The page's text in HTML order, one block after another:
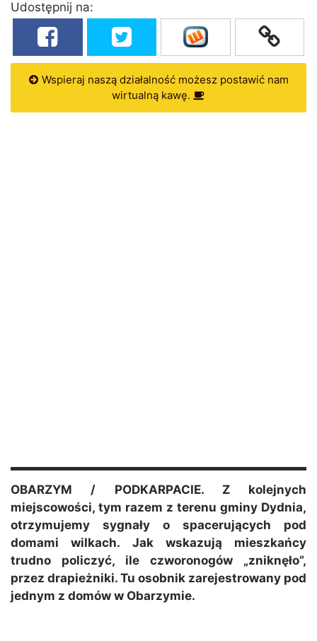
Udostępnij na:
Wspieraj naszą działalność możesz postawić nam
wirtualną kawę.
OBARZYM / PODKARPACIE. Z kolejnych
miejscowości, tym razem z terenu gminy Dydnia,
otrzymujemy sygnały o spacerujących pod
domami wilkach. Jak wskazują mieszkańcy
trudno policzyć, ile czworonogów „zniknęło”,
przez drapieżniki. Tu osobnik zarejestrowany pod
jednym z domów w Obarzymie.